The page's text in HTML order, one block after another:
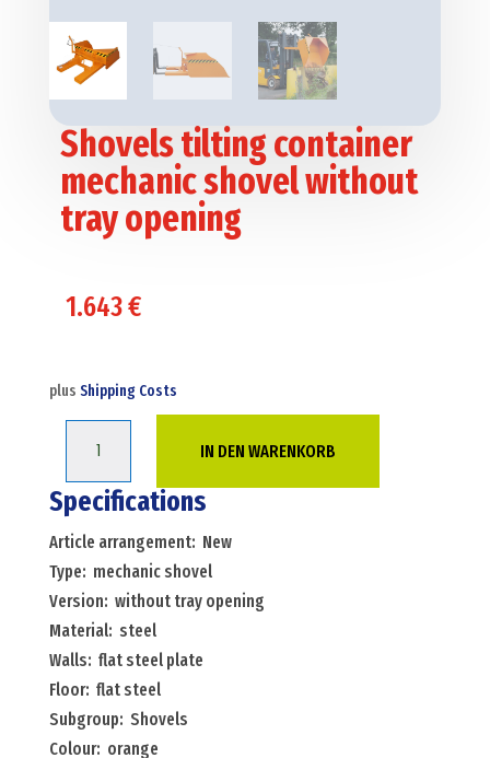
Shovels tilting container
mechanic shovel without
tray opening
1.643€
plus Shipping Costs
container
mechanic
shovel
without
tray
opening
Menge
IN DEN WARENKORB
Specifications
Article arrangement: New
Type: mechanic shovel
Version: without tray opening
Material: steel
Walls: flat steel plate
Floor: flat steel
Subgroup: Shovels
Colour: orange